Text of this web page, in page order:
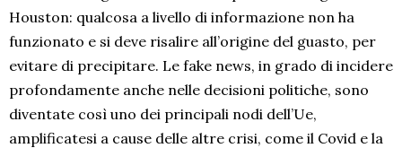
Houston: qualcosa a livello di informazione non ha
funzionato e si deve risalire all’origine del guasto, per
evitare di precipitare. Le fake news, in grado di incidere
profondamente anche nelle decisioni politiche, sono
diventate così uno dei principali nodi dell’Ue,
amplificatesi a cause delle altre crisi, come il Covid e la